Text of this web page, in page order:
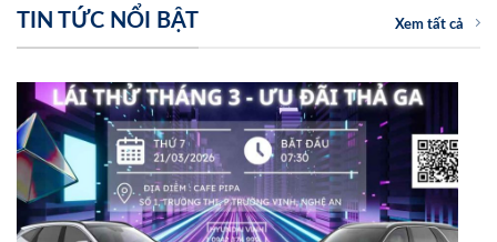
TIN TỨC NỔI BẬT Xem tất cả